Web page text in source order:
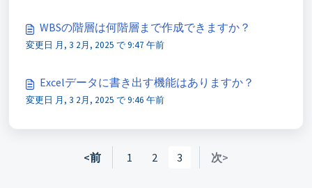
WBSの階層は何階層まで作成できますか？
変更日 月, 3 2月, 2025 で 9:47 午前
Excelデータに書き出す機能はありますか？
変更日 月, 3 2月, 2025 で 9:46 午前
<前 1 2 3 次>